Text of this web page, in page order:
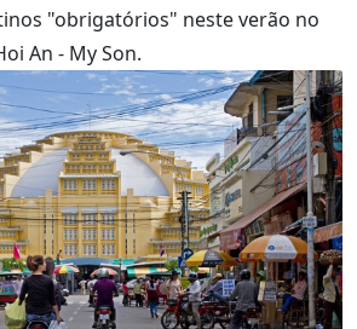
"obrigatórios" neste verão no
An - My Son.